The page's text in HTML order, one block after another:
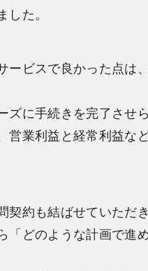
した。
ービスで良かった点は
ズに手続きを完了させ
営業利益と経常利益な
契約も結ばせていただき
「どのような計画で進